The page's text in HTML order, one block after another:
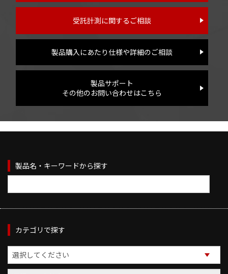
受託計測に関するご相談
製品購入にあたり仕様や詳細のご相談
製品サポート
その他のお問い合わせはこちら
製品名・キーワードから探す
カテゴリで探す